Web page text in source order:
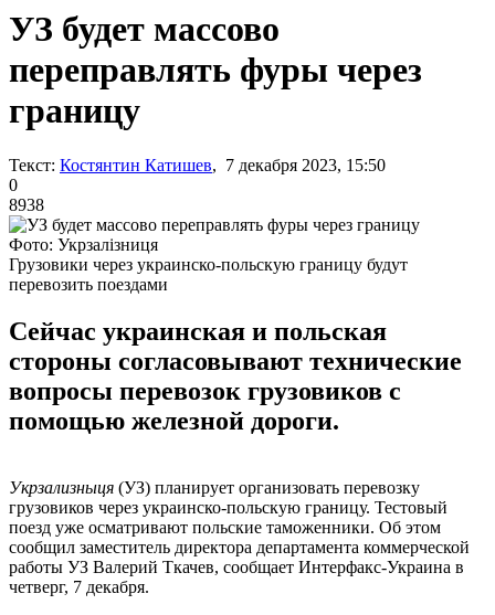
УЗ будет массово
переправлять фуры через
границу
Текст: Костянтин Катишев, 7 декабря 2023, 15:50
0
8938
Фото: Укрзалізниця
Грузовики через украинско-польскую границу будут
перевозить поездами
Сейчас украинская и польская
стороны согласовывают технические
вопросы перевозок грузовиков с
помощью железной дороги.
Укрзализныця (УЗ) планирует организовать перевозку
грузовиков через украинско-польскую границу. Тестовый
поезд уже осматривают польские таможенники. Об этом
сообщил заместитель директора департамента коммерческой
работы УЗ Валерий Ткачев, сообщает Интерфакс-Украина в
четверг, 7 декабря.